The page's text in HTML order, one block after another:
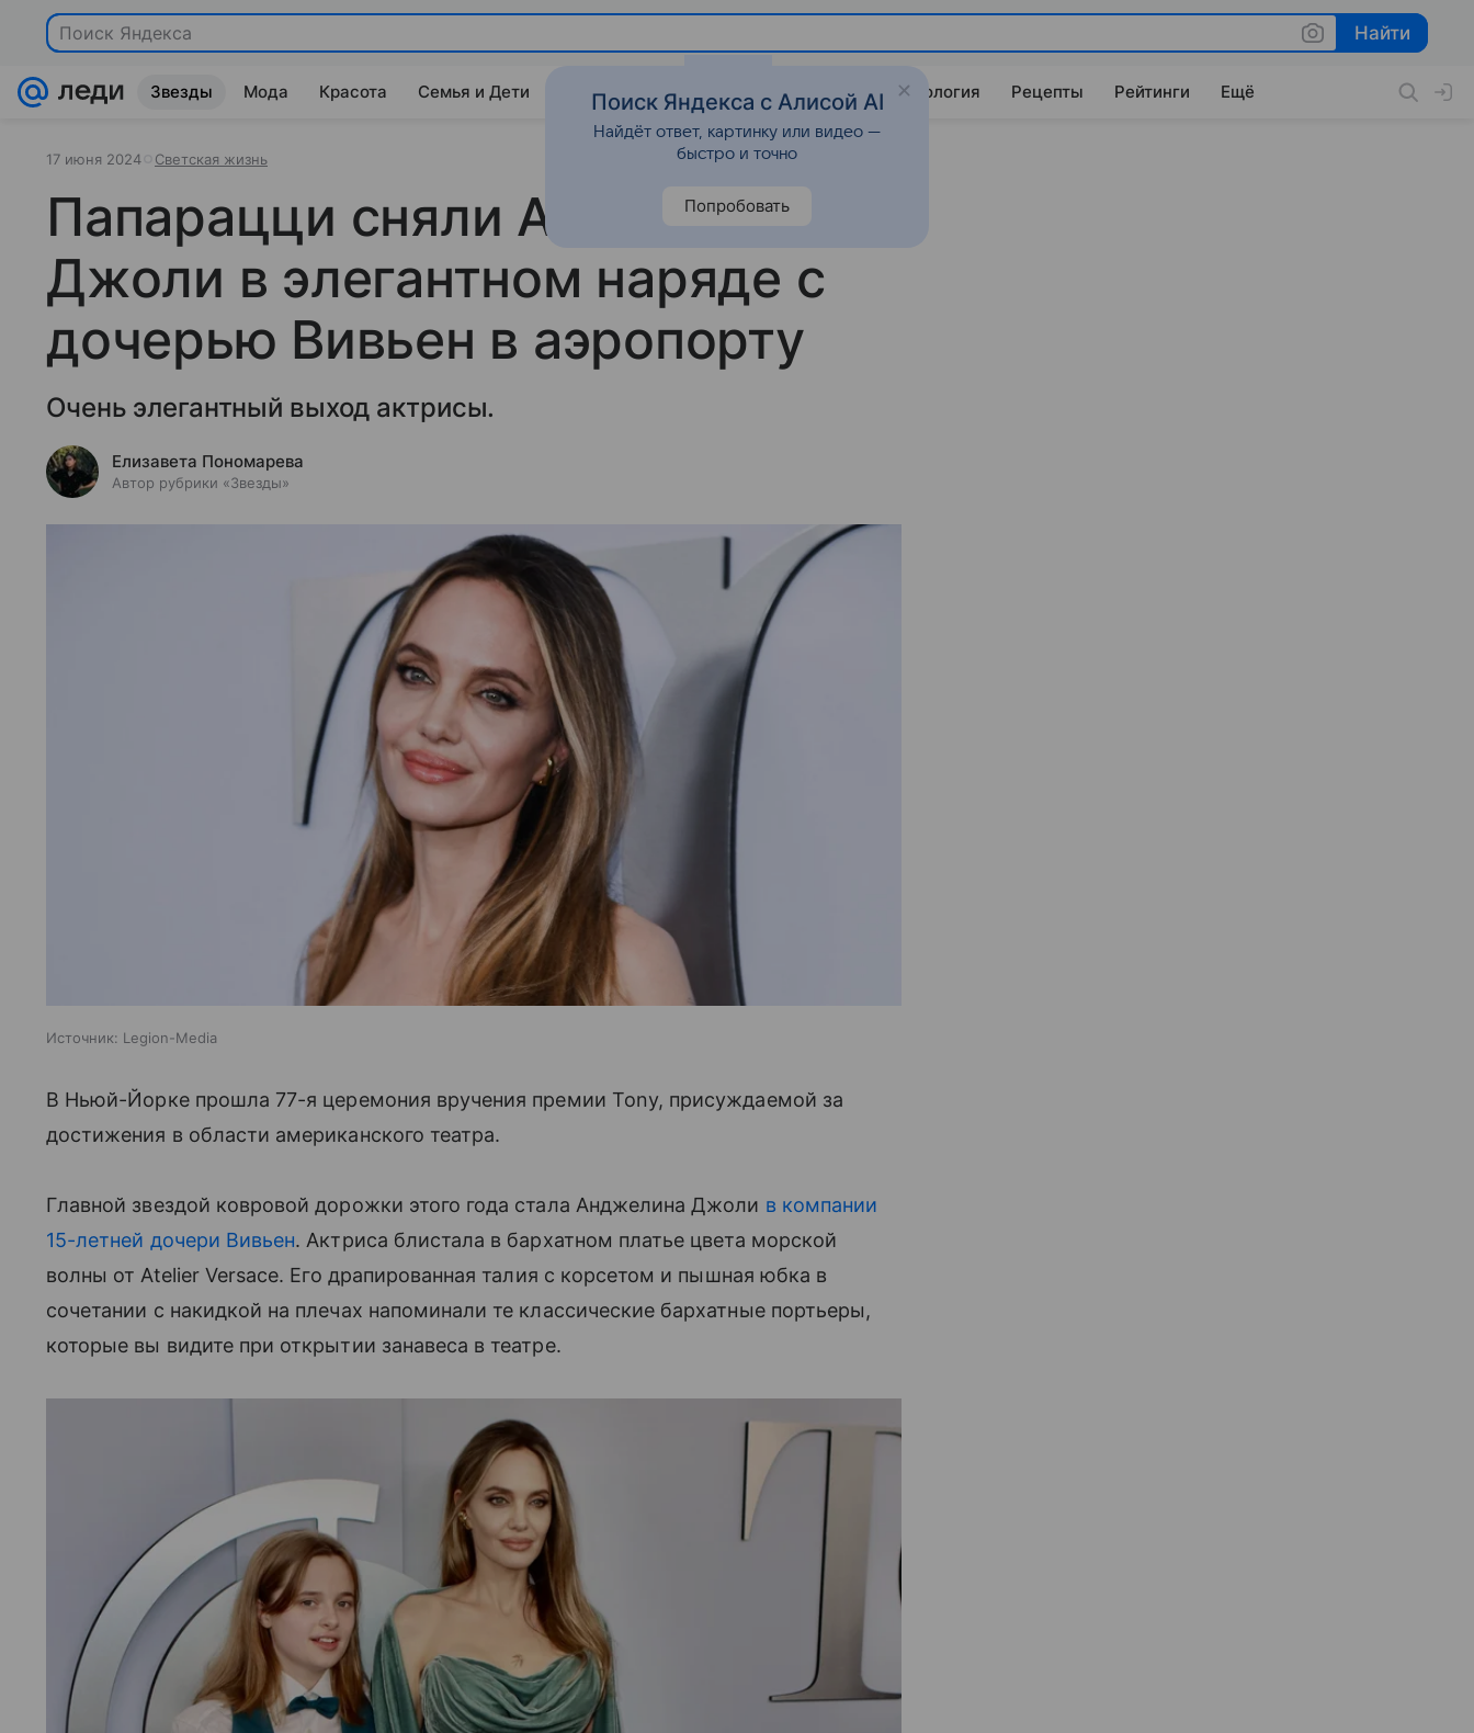
Поиск Яндекса Найти
Найти
Звезды Мода Красота Семья и Дети Дом Гороскопы Стиль жизни Психология Рецепты Рейтинги Ещё
17 июня 2024 Светская жизнь
Папарацци сняли Анджелину
Джоли в элегантном наряде с
дочерью Вивьен в аэропорту
Очень элегантный выход актрисы.
Елизавета Пономарева
Автор рубрики «Звезды»
Источник: Legion-Media
В Ньюй-Йорке прошла 77-я церемония вручения премии Tony, присуждаемой за
достижения в области американского театра.
Главной звездой ковровой дорожки этого года стала Анджелина Джоли в компании
15-летней дочери Вивьен. Актриса блистала в бархатном платье цвета морской
волны от Atelier Versace. Его драпированная талия с корсетом и пышная юбка в
сочетании с накидкой на плечах напоминали те классические бархатные портьеры,
которые вы видите при открытии занавеса в театре.
Поиск Яндекса с Алисой AI
Найдёт ответ, картинку или видео —
быстро и точно
Попробовать